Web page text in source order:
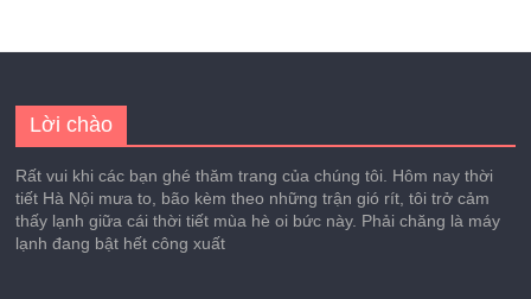
Lời chào
Rất vui khi các bạn ghé thăm trang của chúng tôi. Hôm nay thời
tiết Hà Nội mưa to, bão kèm theo những trận gió rít, tôi trở cảm
thấy lạnh giữa cái thời tiết mùa hè oi bức này. Phải chăng là máy
lạnh đang bật hết công xuất